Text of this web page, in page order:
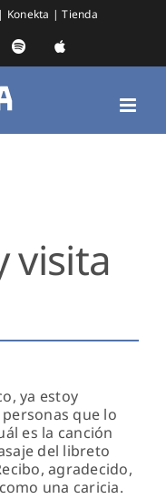
| Konekta |Tienda
SpotifyApple
visita
ya estoy
que lo
es la canción
del libreto
agradecido,
una caricia.